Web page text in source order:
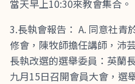
當天早上10:30來教會集合。
3.長執會報告： A. 同意社青
修會，陳牧師擔任講師，沛
長執改選的選舉委員：英蘭
九月15日召開會員大會，選